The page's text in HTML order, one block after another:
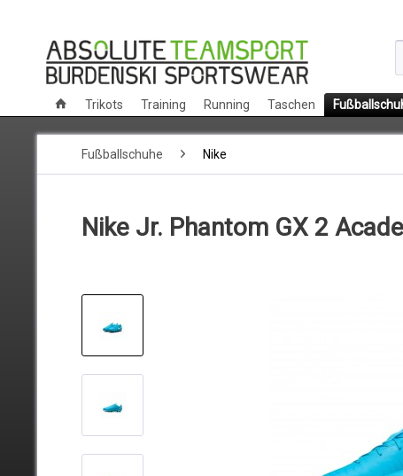
Trikots Training Running Taschen
Fußballschuhe Nike
Nike Jr. Phantom GX 2